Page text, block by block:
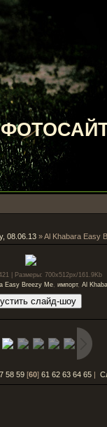
ФОТОСАЙТ
08.06.13» Al Khabara Easy
| Размеры: 700x512px/161.9Kb
Easy Breezy Me, импорт, Al
58 59[60] 61 62 63 64 65|